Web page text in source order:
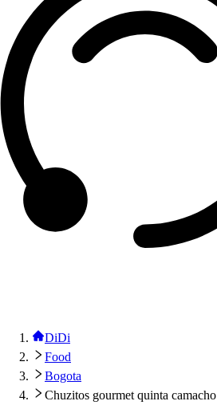
DiDi
Food
Bogota
Chuzitos gourmet quinta camacho